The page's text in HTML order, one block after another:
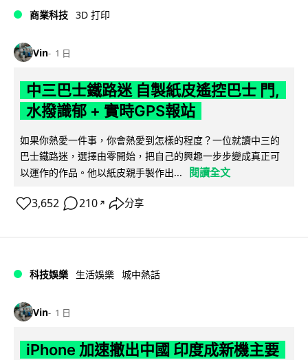
商業科技 3D 打印
Vin 1 日
中三巴士鐵路迷 自製紙皮遙控巴士 門,
水撥識郁 + 實時GPS報站
如果你熱愛一件事，你會熱愛到怎樣的程度？一位就讀中三的
巴士鐵路迷，選擇由零開始，把自己的興趣一步步變成真正可
以運作的作品。他以紙皮親手製作出...
閱讀全文
3,652 210 ↗ 分享
科技娛樂 生活娛樂 城中熱話
Vin 1 日
iPhone 加速撤出中國 印度成新機主要